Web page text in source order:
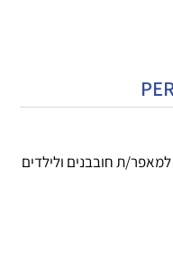
ת חובבנים ולילדים